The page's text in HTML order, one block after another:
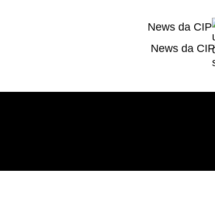
News da CIP
News da CIP